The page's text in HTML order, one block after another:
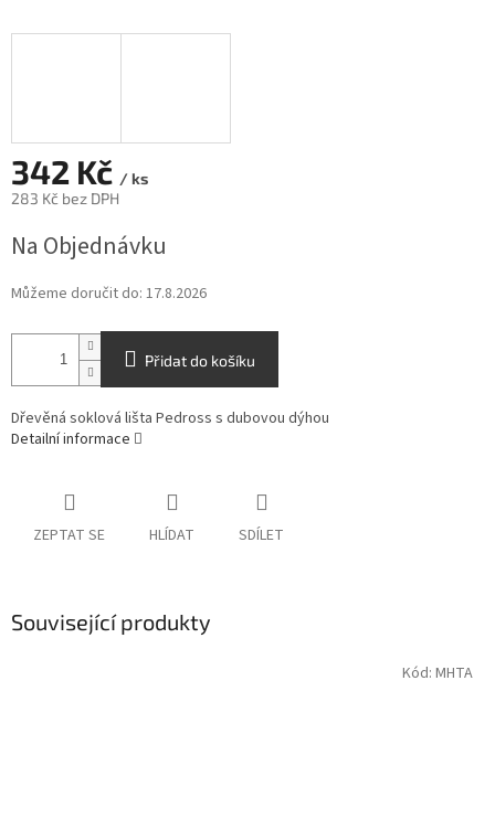
342 Kč / ks
283 Kč bez DPH
cena:
Na Objednávku
Můžeme doručit do: 17.8.2026
Přidat do košíku
Dřevěná soklová lišta Pedross s dubovou dýhou
Detailní informace
ZEPTAT SE HLÍDAT SDÍLET
Související produkty
Kód: MHTA